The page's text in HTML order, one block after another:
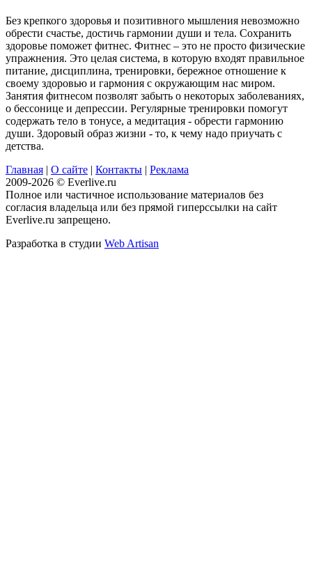
Без крепкого здоровья и позитивного мышления невозможно
обрести счастье, достичь гармонии души и тела. Сохранить
здоровье поможет фитнес. Фитнес – это не просто физические
упражнения. Это целая система, в которую входят правильное
питание, дисциплина, тренировки, бережное отношение к
своему здоровью и гармония с окружающим нас миром.
Занятия фитнесом позволят забыть о некоторых заболеваниях,
о бессонице и депрессии. Регулярные тренировки помогут
содержать тело в тонусе, а медитация - обрести гармонию
души. Здоровый образ жизни - то, к чему надо приучать с
детства.
Главная | О сайте | Контакты | Реклама
2009-2026 © Everlive.ru
Полное или частичное использование материалов без
согласия владельца или без прямой гиперссылки на сайт
Everlive.ru запрещено.
Разработка в студии Web Artisan